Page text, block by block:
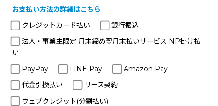
お支払い方法の詳細はこちら
クレジットカード払い
銀行振込
法人・事業主限定 月末締め翌月末払いサービス NP掛け払
い
PayPay
LINE Pay
Amazon Pay
代金引換払い
リース契約
ウェブクレジット(分割払い)